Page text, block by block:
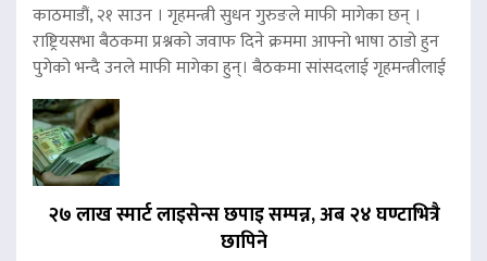
काठमाडौं, २१ साउन । गृहमन्त्री सुधन गुरुङले माफी मागेका छन् ।
राष्ट्रियसभा बैठकमा प्रश्नको जवाफ दिने क्रममा आफ्नो भाषा ठाडो हुन
पुगेको भन्दै उनले माफी मागेका हुन्। बैठकमा सांसदलाई गृहमन्त्रीलाई
२७ लाख स्मार्ट लाइसेन्स छपाइ सम्पन्न, अब २४ घण्टाभित्रै
छापिने